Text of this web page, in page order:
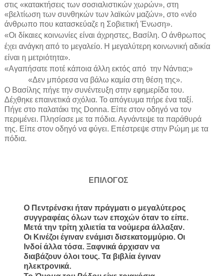
στις «κατακτήσεις των σοσιαλιστικών χωρών», στη
«βελτίωση των συνθηκών των λαϊκών μαζών», στο «νέο
άνθρωπο που κατασκεύαζε η Σοβιετική Ένωση».
«Οι δίκαιες κοινωνίες είναι άχρηστες, Βασίλη. Ο άνθρωπος
έχει ανάγκη από το μεγαλείο. Η μεγαλύτερη κοινωνική αδικία
είναι η μετριότητα».
«Αγαπήσατε ποτέ κάποια άλλη εκτός από την Νάντια;»
«Δεν μπόρεσα να βάλω καμία στη θέση της».
Ο Βασίλης πήγε την συνέντευξη στην εφημερίδα του.
Δέχθηκε επαινετικά σχόλια. Το απόγευμα πήρε ένα ταξί.
Πήγε στο παλατάκι της Donna. Είπε στον οδηγό να τον
περιμένει. Πλησίασε με τα πόδια. Αγνάντεψε τα παράθυρά
της. Είπε στον οδηγό να φύγει. Επέστρεψε στην Ρώμη με τα
πόδια.
ΕΠΙΛΟΓΟΣ
Ο Πεντρένσκι ήταν πράγματι ο μεγαλύτερος
συγγραφέας όλων των εποχών όταν το είπε.
Μετά την τρίτη χιλιετία τα νούμερα άλλαξαν.
Οι Κινέζοι έγιναν ενάμισι δισεκατομμύριο. Οι
Ινδοί άλλα τόσα. Ξαφνικά άρχισαν να
διαβάζουν όλοι τους. Τα βιβλία έγιναν
ηλεκτρονικά.